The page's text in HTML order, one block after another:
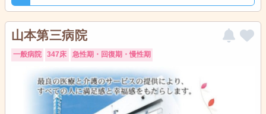
山本第三病院
一般病院 347床 急性期・回復期・慢性期